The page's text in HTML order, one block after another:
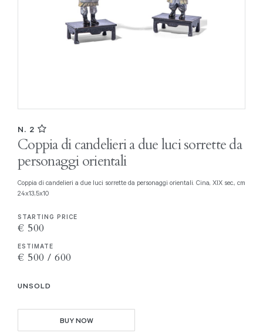
N. 2
Coppia di candelieri a due luci sorrette da
personaggi orientali
Coppia di candelieri a due luci sorrette da personaggi orientali. Cina, XIX sec., cm
24x13,5x10
STARTING PRICE
€ 500
ESTIMATE
€ 500 / 600
UNSOLD
BUY NOW